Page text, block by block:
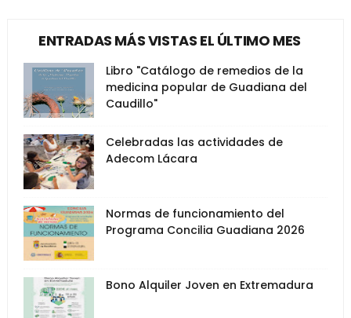
ENTRADAS MÁS VISTAS EL ÚLTIMO MES
Libro "Catálogo de remedios de la
medicina popular de Guadiana del
Caudillo"
Celebradas las actividades de
Adecom Lácara
Normas de funcionamiento del
Programa Concilia Guadiana 2026
Bono Alquiler Joven en Extremadura